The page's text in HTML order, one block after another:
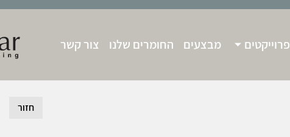
פרוייקטים מבצעים החומרים שלנו צור קשר
חזור